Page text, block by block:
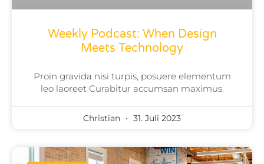
Weekly Podcast: When Design
Meets Technology
Proin gravida nisi turpis, posuere elementum
leo laoreet Curabitur accumsan maximus.
Christian 31. Juli 2023